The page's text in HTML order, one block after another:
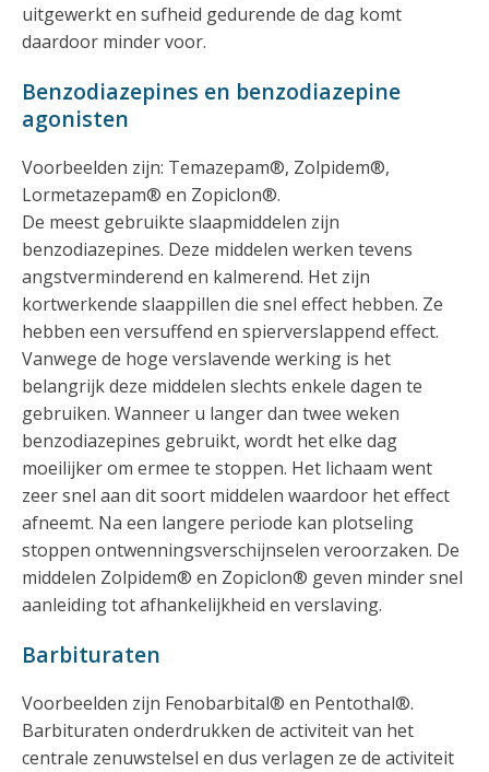
uitgewerkt en sufheid gedurende de dag komt
daardoor minder voor.
Benzodiazepines en benzodiazepine
agonisten
Voorbeelden zijn: Temazepam®, Zolpidem®,
Lormetazepam® en Zopiclon®.
De meest gebruikte slaapmiddelen zijn
benzodiazepines. Deze middelen werken tevens
angstverminderend en kalmerend. Het zijn
kortwerkende slaappillen die snel effect hebben. Ze
hebben een versuffend en spierverslappend effect.
Vanwege de hoge verslavende werking is het
belangrijk deze middelen slechts enkele dagen te
gebruiken. Wanneer u langer dan twee weken
benzodiazepines gebruikt, wordt het elke dag
moeilijker om ermee te stoppen. Het lichaam went
zeer snel aan dit soort middelen waardoor het effect
afneemt. Na een langere periode kan plotseling
stoppen ontwenningsverschijnselen veroorzaken. De
middelen Zolpidem® en Zopiclon® geven minder snel
aanleiding tot afhankelijkheid en verslaving.
Barbituraten
Voorbeelden zijn Fenobarbital® en Pentothal®.
Barbituraten onderdrukken de activiteit van het
centrale zenuwstelsel en dus verlagen ze de activiteit